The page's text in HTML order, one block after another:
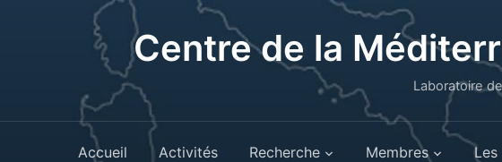
Centre de la
Laboratoire
Accueil Activités Recherche Membres